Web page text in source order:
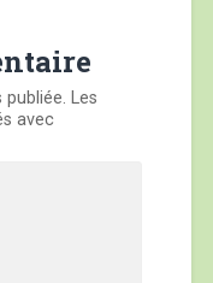
publiée. Les
avec